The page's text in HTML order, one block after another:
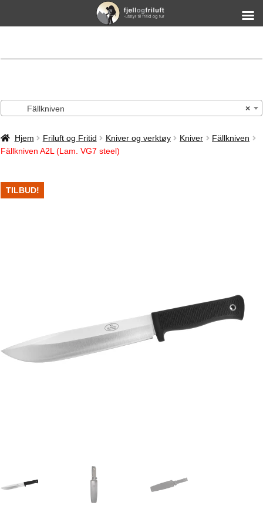
×
Fällkniven
Hjem Friluft og Fritid Kniver og verktøy Kniver
Fällkniven
Fällkniven A2L (Lam. VG7 steel)
TILBUD!